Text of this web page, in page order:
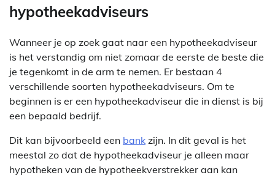
hypotheekadviseurs
Wanneer je op zoek gaat naar een hypotheekadviseur
is het verstandig om niet zomaar de eerste de beste die
je tegenkomt in de arm te nemen. Er bestaan 4
verschillende soorten hypotheekadviseurs. Om te
beginnen is er een hypotheekadviseur die in dienst is bij
een bepaald bedrijf.
Dit kan bijvoorbeeld een bank zijn. In dit geval is het
meestal zo dat de hypotheekadviseur je alleen maar
hypotheken van de hypotheekverstrekker aan kan